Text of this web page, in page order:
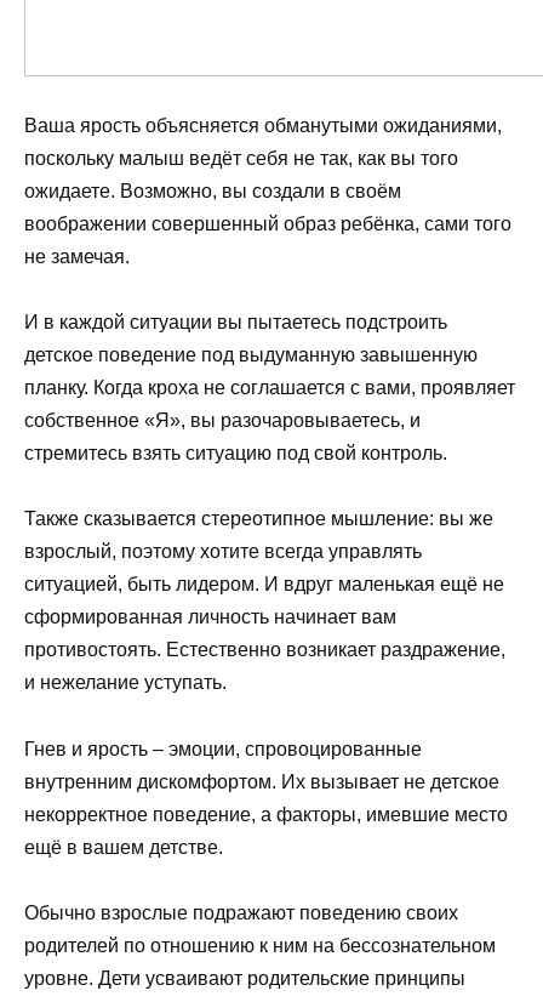
Ваша ярость объясняется обманутыми ожиданиями,
поскольку малыш ведёт себя не так, как вы того
ожидаете. Возможно, вы создали в своём
воображении совершенный образ ребёнка, сами того
не замечая.
И в каждой ситуации вы пытаетесь подстроить
детское поведение под выдуманную завышенную
планку. Когда кроха не соглашается с вами, проявляет
собственное «Я», вы разочаровываетесь, и
стремитесь взять ситуацию под свой контроль.
Также сказывается стереотипное мышление: вы же
взрослый, поэтому хотите всегда управлять
ситуацией, быть лидером. И вдруг маленькая ещё не
сформированная личность начинает вам
противостоять. Естественно возникает раздражение,
и нежелание уступать.
Гнев и ярость – эмоции, спровоцированные
внутренним дискомфортом. Их вызывает не детское
некорректное поведение, а факторы, имевшие место
ещё в вашем детстве.
Обычно взрослые подражают поведению своих
родителей по отношению к ним на бессознательном
уровне. Дети усваивают родительские принципы